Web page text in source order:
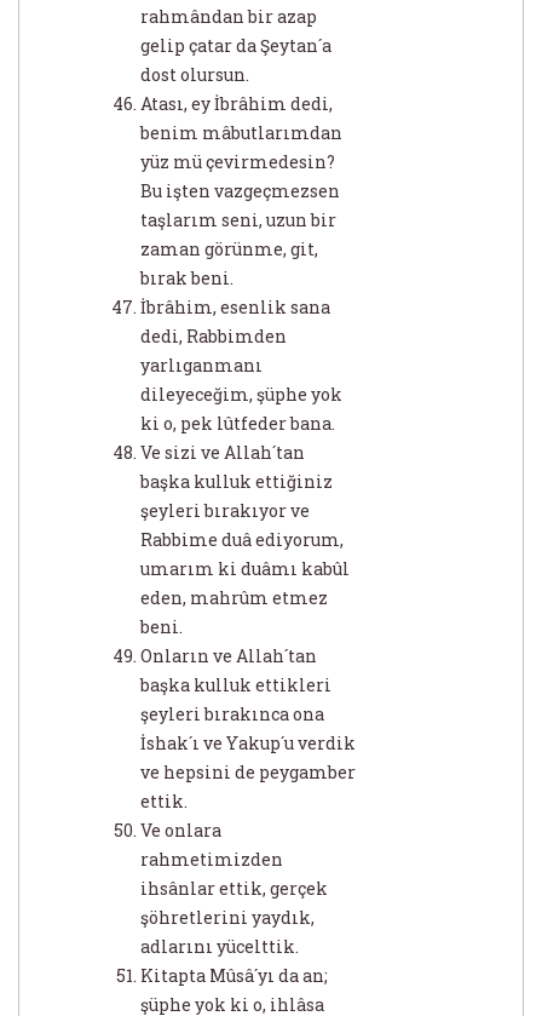
rahmândan bir azap
gelip çatar da Şeytan´a
dost olursun.
Atası, ey İbrâhim dedi,
benim mâbutlarımdan
yüz mü çevirmedesin?
Bu işten vazgeçmezsen
taşlarım seni, uzun bir
zaman görünme, git,
bırak beni.
İbrâhim, esenlik sana
dedi, Rabbimden
yarlıganmanı
dileyeceğim, şüphe yok
ki o, pek lûtfeder bana.
Ve sizi ve Allah´tan
başka kulluk ettiğiniz
şeyleri bırakıyor ve
Rabbime duâ ediyorum,
umarım ki duâmı kabûl
eden, mahrûm etmez
beni.
Onların ve Allah´tan
başka kulluk ettikleri
şeyleri bırakınca ona
İshak´ı ve Yakup´u verdik
ve hepsini de peygamber
ettik.
Ve onlara
rahmetimizden
ihsânlar ettik, gerçek
şöhretlerini yaydık,
adlarını yücelttik.
Kitapta Mûsâ´yı da an;
şüphe yok ki o, ihlâsa